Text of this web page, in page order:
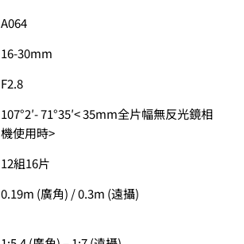
A064
16-30mm
F2.8
107°2′- 71°35′< 35mm全片幅無反光鏡相
機使用時>
12組16片
0.19m (廣角) / 0.3m (遠攝)